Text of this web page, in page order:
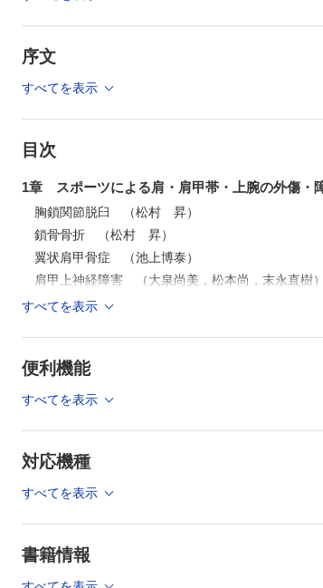
製品のご購入後、「購入済ライセンス一覧」より、
序文
すべてを表示
目次
1章 スポーツによる肩・肩甲帯・上腕の外傷・
胸鎖関節脱臼 （松村 昇）
鎖骨骨折 （松村 昇）
翼状肩甲骨症 （池上博泰）
肩甲上神経障害 （大泉尚美，松本尚，末永直樹）
胸郭出口症候群 （岩堀裕介）
反復性肩関節脱臼 （高橋憲正）
野球肩，投球障害肩 （玉置大恵，菅谷啓之）
水泳肩 （藤井康成，海江田光祥，永濱良太）
動揺肩 （藤井康成，海江田光祥，永濱良太）
上方関節唇損傷（SLAP損傷） （三幡輝久）
腕神経叢損傷 （服部泰典）
すべてを表示
便利機能
すべてを表示
対応機種
すべてを表示
書籍情報